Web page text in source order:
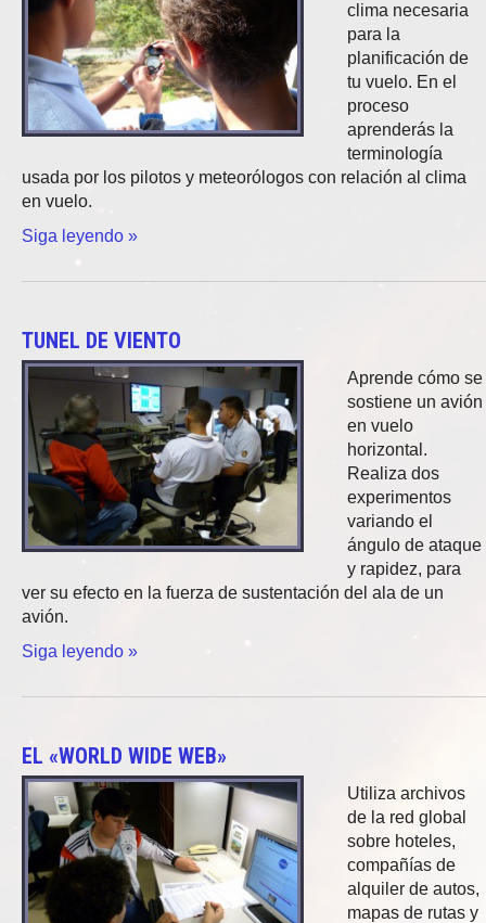
clima necesaria
para la
planificación de
tu vuelo. En el
proceso
aprenderás la
terminología
usada por los pilotos y meteorólogos con relación al clima
en vuelo.
Siga leyendo »
TUNEL DE VIENTO
Aprende cómo se
sostiene un avión
en vuelo
horizontal.
Realiza dos
experimentos
variando el
ángulo de ataque
y rapidez, para
ver su efecto en la fuerza de sustentación del ala de un
avión.
Siga leyendo »
EL «WORLD WIDE WEB»
Utiliza archivos
de la red global
sobre hoteles,
compañías de
alquiler de autos,
mapas de rutas y